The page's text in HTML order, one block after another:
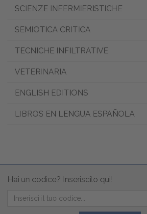
SCIENZE INFERMIERISTICHE
SEMIOTICA CRITICA
TECNICHE INFILTRATIVE
VETERINARIA
ENGLISH EDITIONS
LIBROS EN LENGUA ESPAÑOLA
Hai un codice? Inseriscilo qui!